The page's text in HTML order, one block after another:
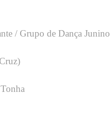
/ Grupo de Dança Junino